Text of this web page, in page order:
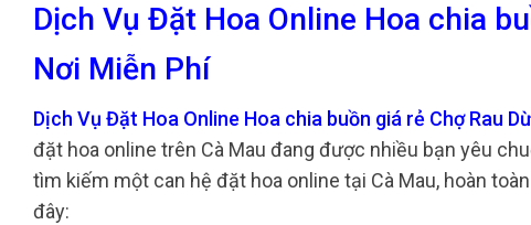
Dịch Vụ Đặt Hoa Online Hoa chia
Nơi Miễn Phí
Dịch Vụ Đặt Hoa Online Hoa chia buồn giá rẻ Chợ Rau
đặt hoa online trên Cà Mau đang được nhiều bạn yêu
tìm kiếm một can hệ đặt hoa online tại Cà Mau, hoàn
đây: